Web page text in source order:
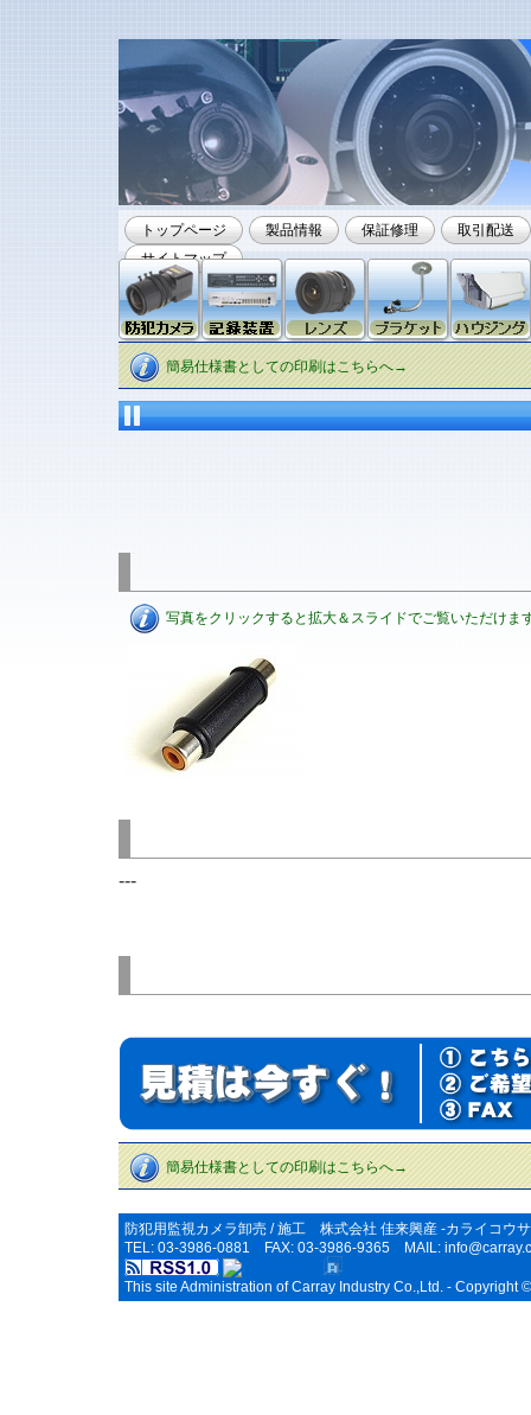
トップページ 製品情報 保証修理
取引配送
サイトマップ
簡易仕様書としての印刷はこちらへ→
写真をクリックすると拡大＆スライドでご覧いただけま
---
簡易仕様書としての印刷はこちらへ→
防犯用監視カメラ卸売 / 施工 株式会社 佳来興産 -カライコウ
TEL: 03-3986-0881 FAX: 03-3986-9365 MAIL:
This site Administration of Carray Industry Co.,Ltd. - Copyright